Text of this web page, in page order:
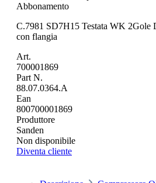
Abbonamento
C.7981 SD7H15 Testata WK 2Gole
con flangia
Art.
700001869
Part N.
88.07.0364.A
Ean
800700001869
Produttore
Sanden
Non disponibile
Diventa cliente